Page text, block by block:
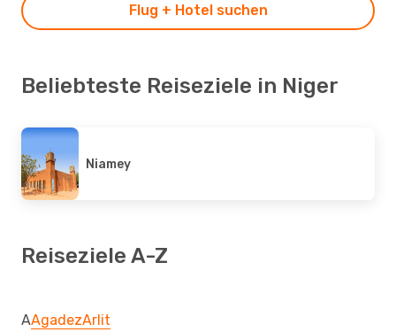
Flug + Hotel suchen
Beliebteste Reiseziele in Niger
Niamey
Reiseziele A-Z
AAgadezArlit